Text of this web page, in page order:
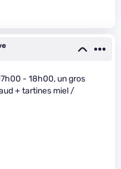
- 18h00, un gros
+ tartines miel /